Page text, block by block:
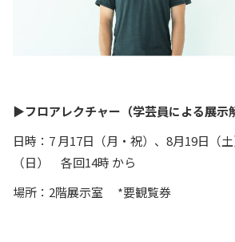
▶︎フロアレクチャー（学芸員による展示
日時：7 月17日（月・祝）、8月19日（
（日） 各回14時 から
場所：2階展示室 *要観覧券